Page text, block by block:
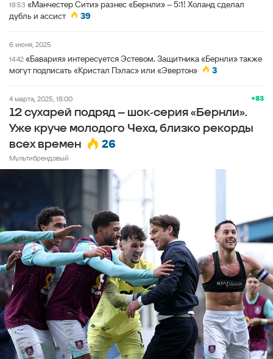
18:53 «Манчестер Сити» разнес «Бернли» – 5:1! Холанд сделал
дубль и ассист
39
6 июня, 2025
14:42 «Бавария» интересуется Эстевом. Защитника «Бернли» также
могут подписать «Кристал Пэлас» или «Эвертон»
3
+83
4 марта, 2025, 18:00
12 сухарей подряд – шок-серия «Бернли».
Уже круче молодого Чеха, близко рекорды
всех времен
26
Мультибрендовый